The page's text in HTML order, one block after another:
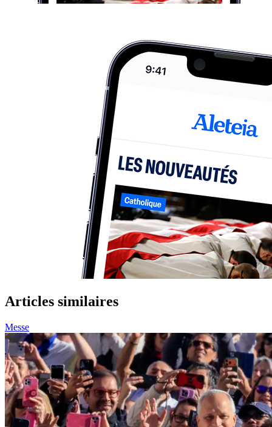
Articles similaires
Messe